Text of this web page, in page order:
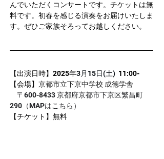
んでいただくコンサートです。チケットは無
料です。初春を感じる演奏をお届けいたしま
す。ぜひご家族そろってお越しください。
【出演日時】2025年3月15日(土) 11:00-
【会場】 京都市立下京中学校 成徳学舎
〒600-8433 京都府京都市下京区繁昌町
290（MAPはこちら ）
【チケット】無料